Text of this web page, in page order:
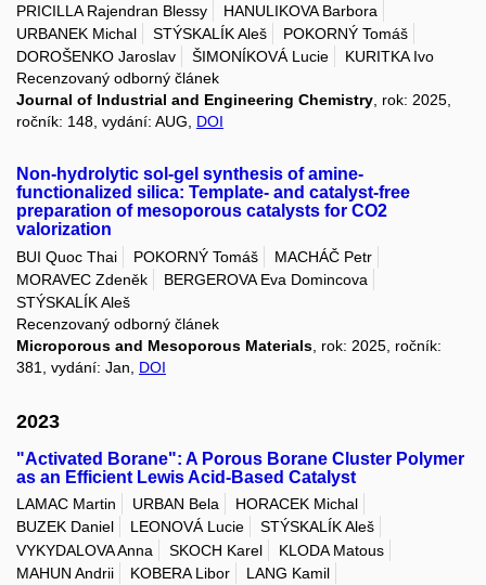
PRICILLA Rajendran Blessy
HANULIKOVA Barbora
URBANEK Michal
STÝSKALÍK Aleš
POKORNÝ Tomáš
DOROŠENKO Jaroslav
ŠIMONÍKOVÁ Lucie
KURITKA Ivo
Recenzovaný odborný článek
Journal of Industrial and Engineering Chemistry, rok: 2025,
ročník: 148, vydání: AUG, DOI
Non-hydrolytic sol-gel synthesis of amine-
functionalized silica: Template- and catalyst-free
preparation of mesoporous catalysts for CO2
valorization
BUI Quoc Thai POKORNÝ Tomáš
MACHÁČ Petr
MORAVEC Zdeněk
BERGEROVA Eva Domincova
STÝSKALÍK Aleš
Recenzovaný odborný článek
Microporous and Mesoporous Materials, rok: 2025, ročník:
381, vydání: Jan, DOI
2023
"Activated Borane": A Porous Borane Cluster Polymer
as an Efficient Lewis Acid-Based Catalyst
LAMAC Martin URBAN Bela
HORACEK Michal
BUZEK Daniel
LEONOVÁ Lucie
STÝSKALÍK Aleš
VYKYDALOVA Anna
SKOCH Karel
KLODA Matous
MAHUN Andrii
KOBERA Libor
LANG Kamil